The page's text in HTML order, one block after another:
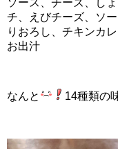
ソース、チーズ、し
チ、えびチーズ、ソ
りおろし、チキンカ
お出汁
なんと 14種類の